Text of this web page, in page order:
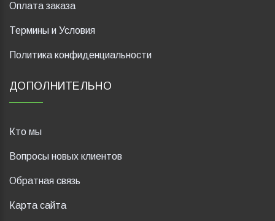
Оплата заказа
Термины и Условия
Политика конфиденциальности
ДОПОЛНИТЕЛЬНО
Кто мы
Вопросы новых клиентов
Обратная связь
Карта сайта